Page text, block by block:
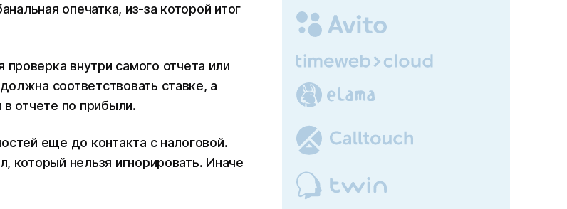
опечатка, из‑за которой итог
внутри самого отчета или
соответствовать ставке, а
отчете по прибыли.
еще до контакта с налоговой.
который нельзя игнорировать. Иначе